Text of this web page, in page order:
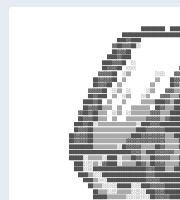
▓▓██▓▓▓▓██░░
██▓▓▓▓██
████▓▓████
████▓▓▓▓██  ░░
██▓▓▓▓██  ░░░░
▓▓▓▓▓▓██  ░░▒▒
██▓▓▓▓▓▓██  ▒▒
██▓▓▓▓██  ▒▒
▓▓▓▓▓▓██  ░░▒▒  ░░
██▓▓████  ▒▒  ░░▒▒    ░░▒▒
████▓▓██  ▒▒    ▒▒
██▓▓▓▓██▒▒▒▒  ▒▒    ▒▒▒▒▒▒▒▒
▓▓██▓▓██▒▒▒▒  ░░▒▒
██▓▓▓▓██▒▒▒▒  ▒▒